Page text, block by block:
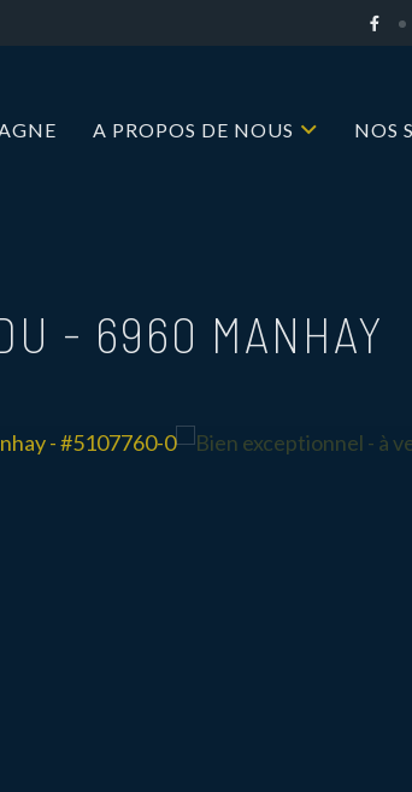
A PROPOS DE NOUS NOS
- 6960 MANHAY